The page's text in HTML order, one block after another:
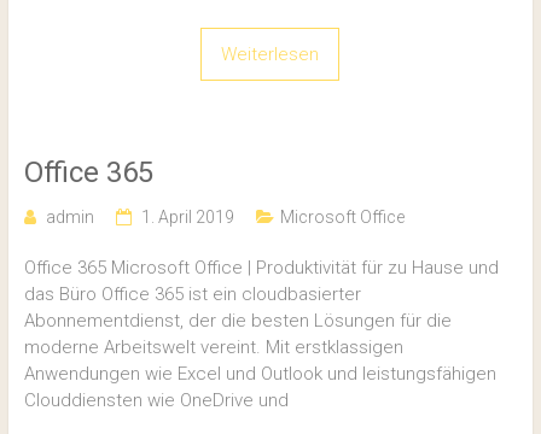
Weiterlesen
Office 365
admin 1. April 2019 Microsoft Office
Office 365 Microsoft Office | Produktivität für zu Hause und
das Büro Office 365 ist ein cloudbasierter
Abonnementdienst, der die besten Lösungen für die
moderne Arbeitswelt vereint. Mit erstklassigen
Anwendungen wie Excel und Outlook und leistungsfähigen
Clouddiensten wie OneDrive und